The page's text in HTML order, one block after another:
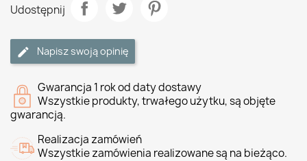
Udostępnij
Napisz swoją opinię
Gwarancja 1 rok od daty dostawy
Wszystkie produkty, trwałego użytku, są objęte
gwarancją.
Realizacja zamówień
Wszystkie zamówienia realizowane są na bieżąco.